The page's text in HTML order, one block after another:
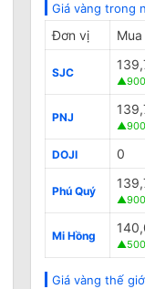
Giá vàng trong
Đơn vị Mua
SJC
PNJ
DOJI 0
Phú Quý
Mi Hồng
Giá vàng thế